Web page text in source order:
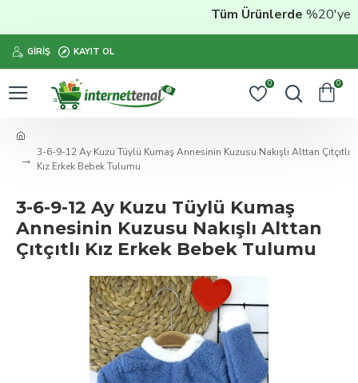
Tüm Ürünlerde%20'ye
GIRIŞ KAYIT OL
0 0
3-6-9-12 Ay Kuzu Tüylü Kumaş Annesinin Kuzusu Nakışlı Alttan Çıtçıtlı
Kız Erkek Bebek Tulumu
3-6-9-12 Ay Kuzu Tüylü Kumaş
Annesinin Kuzusu Nakışlı Alttan
Çıtçıtlı Kız Erkek Bebek Tulumu